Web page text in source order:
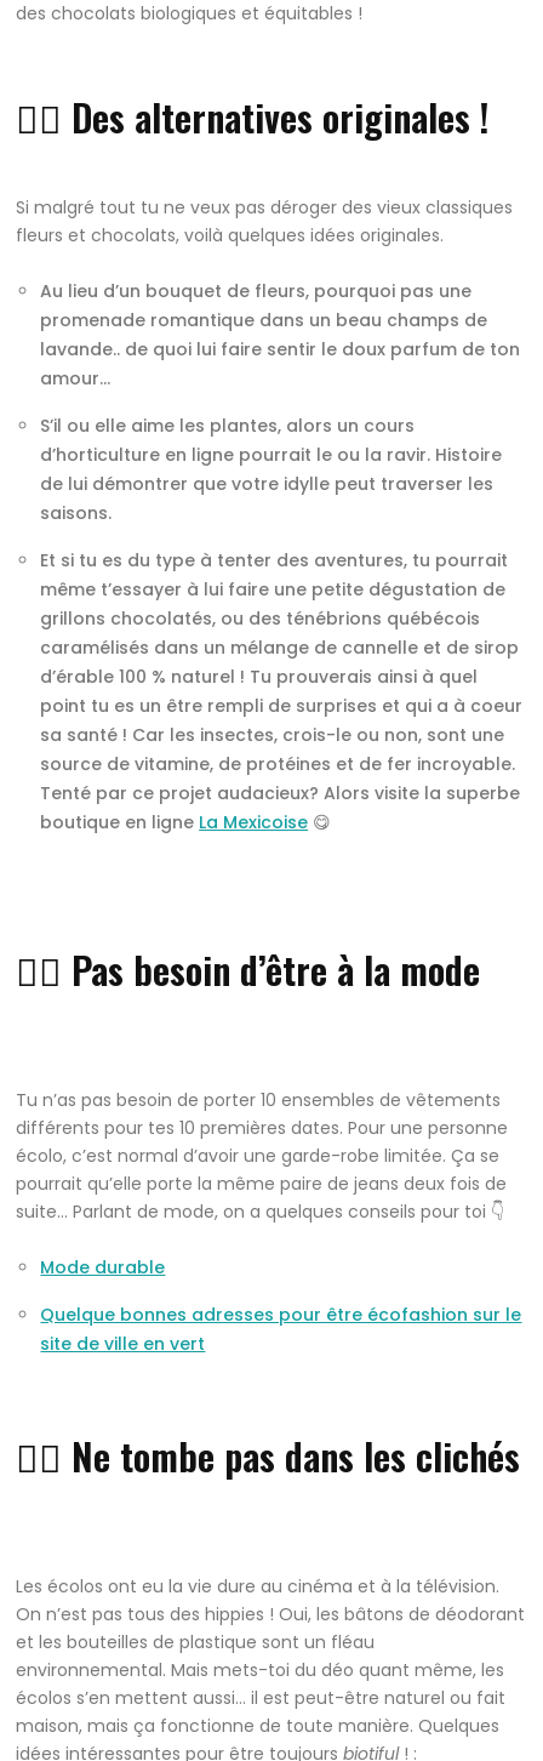
des chocolats biologiques et équitables !
👍🏽 Des alternatives originales !
Si malgré tout tu ne veux pas déroger des vieux classiques
fleurs et chocolats, voilà quelques idées originales.
Au lieu d’un bouquet de fleurs, pourquoi pas une
promenade romantique dans un beau champs de
lavande.. de quoi lui faire sentir le doux parfum de ton
amour…
S’il ou elle aime les plantes, alors un cours
d’horticulture en ligne pourrait le ou la ravir. Histoire
de lui démontrer que votre idylle peut traverser les
saisons.
Et si tu es du type à tenter des aventures, tu pourrait
même t’essayer à lui faire une petite dégustation de
grillons chocolatés, ou des ténébrions québécois
caramélisés dans un mélange de cannelle et de sirop
d’érable 100 % naturel ! Tu prouverais ainsi à quel
point tu es un être rempli de surprises et qui a à coeur
sa santé ! Car les insectes, crois-le ou non, sont une
source de vitamine, de protéines et de fer incroyable.
Tenté par ce projet audacieux? Alors visite la superbe
boutique en ligne La Mexicoise 😋
👍🏽 Pas besoin d’être à la mode
Tu n’as pas besoin de porter 10 ensembles de vêtements
différents pour tes 10 premières dates. Pour une personne
écolo, c’est normal d’avoir une garde-robe limitée. Ça se
pourrait qu’elle porte la même paire de jeans deux fois de
suite… Parlant de mode, on a quelques conseils pour toi 👇
Mode durable
Quelque bonnes adresses pour être écofashion sur le
site de ville en vert
👎🏼 Ne tombe pas dans les clichés
Les écolos ont eu la vie dure au cinéma et à la télévision.
On n’est pas tous des hippies ! Oui, les bâtons de déodorant
et les bouteilles de plastique sont un fléau
environnemental. Mais mets-toi du déo quant même, les
écolos s’en mettent aussi… il est peut-être naturel ou fait
maison, mais ça fonctionne de toute manière. Quelques
idées intéressantes pour être toujoursbiotiful! :